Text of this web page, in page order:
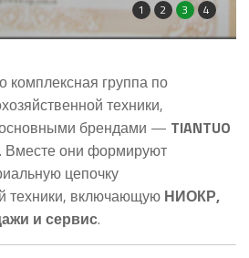
4
3
2
1
группа по
техники,
брендами — TIANTUO
. Вместе они формируют
цепочку
техники, включающую НИОКР,
и сервис.